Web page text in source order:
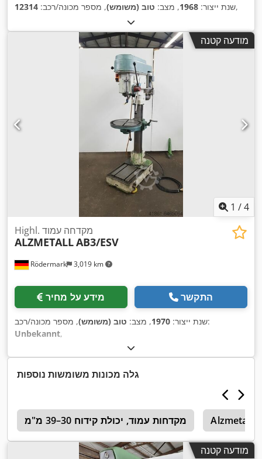
שנת ייצור: 1968, מצב: טוב (משומש), מספר מכונה/רכב: 12314 ,
מודעה קטנה
1 /4
Rödermark 3,019 km
Highl. מקדחה עמוד
ALZMETALLAB3/ESV
מידע על מחיר התקשר
שנת ייצור: 1970, מצב: טוב (משומש)
, מספר מכונה/רכב:
Unbekannt,
גלה מכונות משומשות נוספות
מקדחות עמוד, יכולת קידוח 30–39 מ"מ Alzmetall
מודעה קטנה